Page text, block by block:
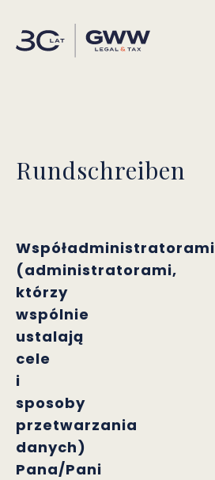
Rundschreiben
Współadministratorami
(administratorami,
którzy
wspólnie
ustalają
cele
i
sposoby
przetwarzania
danych)
Pana/Pani